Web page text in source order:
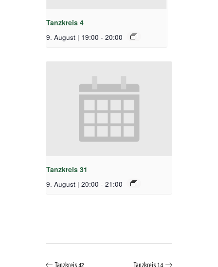
Tanzkreis 4
9. August | 19:00 - 20:00
Tanzkreis 31
9. August | 20:00 - 21:00
Tanzkreis 42 Tanzkreis 14